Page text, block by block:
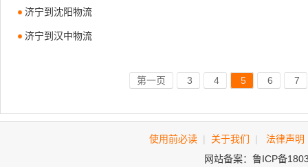
济宁到沈阳物流
济宁到汉中物流
第一页 3 4 5 6 7
使用前必读 | 关于我们 |
法律声明
网站备案：鲁ICP备